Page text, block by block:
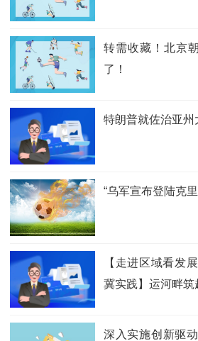
转需收藏！北京
了！
特朗普就佐治亚
“乌军宣布登陆克
【走进区域看发
冀实践】运河畔筑
深入实施创新驱